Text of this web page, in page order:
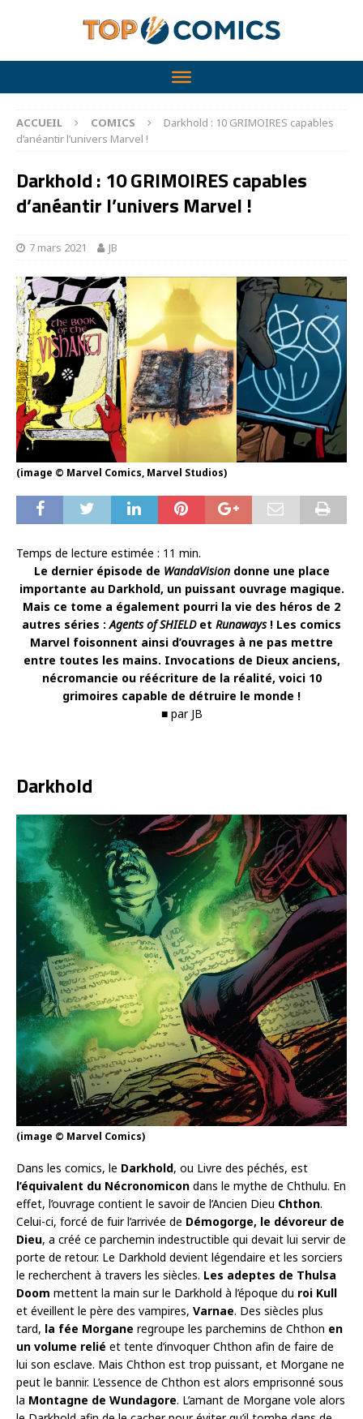
ACCUEIL COMICS
Darkhold : 10 GRIMOIRES capables
d’anéantir l’univers Marvel !
Darkhold : 10 GRIMOIRES capables
d’anéantir l’univers Marvel !
7 mars 2021 JB
(image © Marvel Comics, Marvel Studios)
Temps de lecture estimée : 11 min.
Le dernier épisode de WandaVisiondonne une place
importante au Darkhold, un puissant ouvrage magique.
Mais ce tome a également pourri la vie des héros de 2
autres séries :Agents of SHIELDet Runaways! Les comics
Marvel foisonnent ainsi d’ouvrages à ne pas mettre
entre toutes les mains. Invocations de Dieux anciens,
nécromancie ou réécriture de la réalité, voici 10
grimoires capable de détruire le monde !
■ par JB
Darkhold
(image © Marvel Comics)
Dans les comics, le Darkhold, ou Livre des péchés, est
l’équivalent du Nécronomicon dans le mythe de Chthulu. En
effet, l’ouvrage contient le savoir de l’Ancien Dieu Chthon.
Celui-ci, forcé de fuir l’arrivée de Démogorge, le dévoreur de
Dieu, a créé ce parchemin indestructible qui devait lui servir de
porte de retour. Le Darkhold devient légendaire et les sorciers
le recherchent à travers les siècles. Les adeptes de Thulsa
Doom mettent la main sur le Darkhold à l’époque du roi Kull
et éveillent le père des vampires, Varnae. Des siècles plus
tard, la fée Morgane regroupe les parchemins de Chthon en
un volume relié et tente d’invoquer Chthon afin de faire de
lui son esclave. Mais Chthon est trop puissant, et Morgane ne
peut le bannir. L’essence de Chthon est alors emprisonné sous
la Montagne de Wundagore. L’amant de Morgane vole alors